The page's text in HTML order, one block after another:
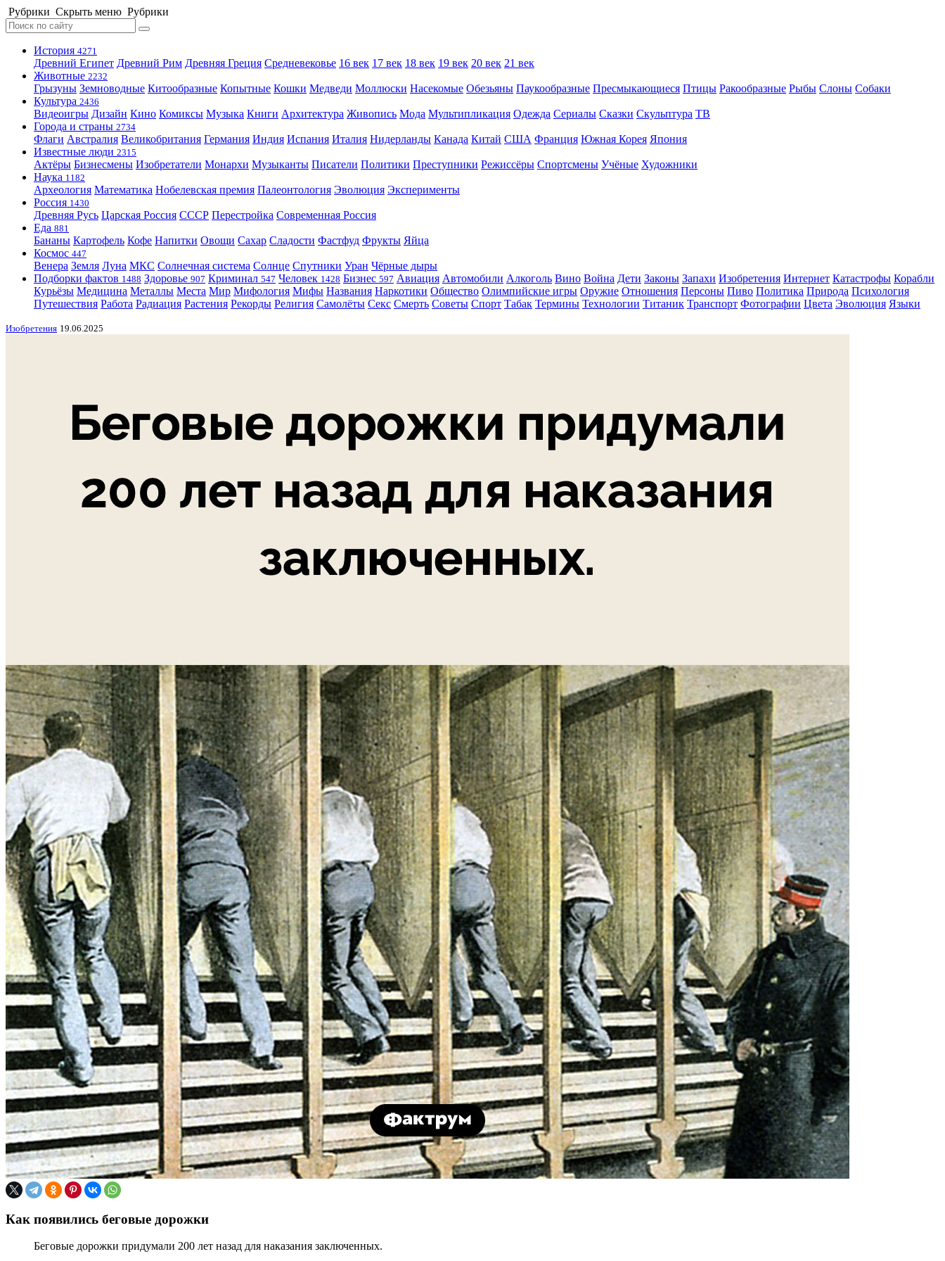
Рубрики Скрыть меню Рубрики
История 4271
Древний Египет Древний Рим Древняя Греция Средневековье 16 век 17 век 18 век 19 век 20 век 21 век
Животные 2232
Грызуны Земноводные Китообразные Копытные Кошки Медведи Моллюски Насекомые Обезьяны Паукообразные Пресмыкающиеся Птицы Ракообразные Рыбы Слоны Собаки
Культура 2436
Видеоигры Дизайн Кино Комиксы Музыка Книги Архитектура Живопись Мода Мультипликация Одежда Сериалы Сказки Скульптура ТВ
Города и страны 2734
Флаги Австралия Великобритания Германия Индия Испания Италия Нидерланды Канада Китай США Франция Южная Корея Япония
Известные люди 2315
Актёры Бизнесмены Изобретатели Монархи Музыканты Писатели Политики Преступники Режиссёры Спортсмены Учёные Художники
Наука 1182
Археология Математика Нобелевская премия Палеонтология Эволюция Эксперименты
Россия 1430
Древняя Русь Царская Россия СССР Перестройка Современная Россия
Еда 881
Бананы Картофель Кофе Напитки Овощи Сахар Сладости Фастфуд Фрукты Яйца
Космос 447
Венера Земля Луна МКС Солнечная система Солнце Спутники Уран Чёрные дыры
Подборки фактов 1488 Здоровье 907 Криминал 547 Человек 1428 Бизнес 597 Авиация Автомобили Алкоголь Вино Война Дети Законы Запахи Изобретения Интернет Катастрофы Корабли
Курьёзы Медицина Металлы Места Мир Мифология Мифы Названия Наркотики Общество Олимпийские игры Оружие Отношения Персоны Пиво Политика Природа Психология
Путешествия Работа Радиация Растения Рекорды Религия Самолёты Секс Смерть Советы Спорт Табак Термины Технологии Титаник Транспорт Фотографии Цвета Эволюция Языки
Изобретения 19.06.2025
Как появились беговые дорожки
Беговые дорожки придумали 200 лет назад для наказания заключенных.